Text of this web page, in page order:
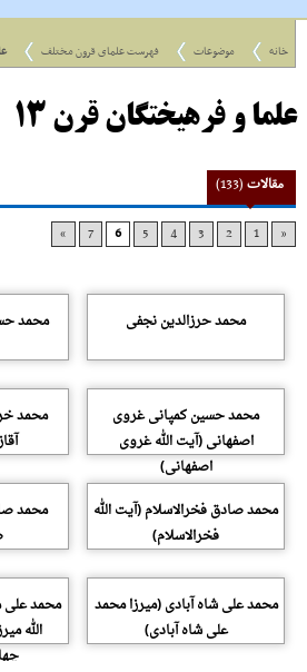
خانه موضوعات فهرست علمای قرون مختلف
علما و فرهیختگان قرن 13
مقالات(133)
«
1
2
3
4
5
6
7
»
محمد حرزالدین نجفی
محمد
محمد حسین کمپانی غروی
اصفهانی (آیت الله غروی
اصفهانی)
محمد
محمد صادق فخرالاسلام (آیت الله
فخرالاسلام)
محمد
محمد علی شاه آبادی (میرزا محمد
علی شاه آبادی)
محمد
الله